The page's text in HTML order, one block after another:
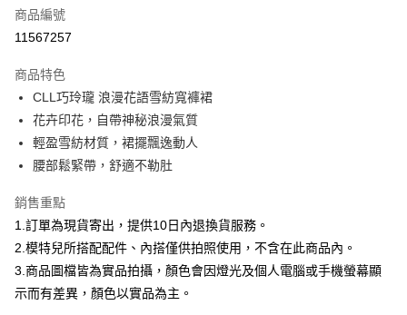
信用卡分期付款
合作金庫商業銀行
華南商業銀行
上海商業儲蓄銀行
國泰世華商業銀行
臺灣中小企業銀行
聯邦商業銀行
元大商業銀行
永豐商業銀行
台新國際商業銀行
中國信託商業銀行
台灣樂天信用卡公司
超商取貨付款
LINE Pay
Apple Pay
悠遊付
Google Pay
大哥付你分期
商品編號
11567257
商品特色
CLL巧玲瓏 浪漫花語雪紡寬褲裙
花卉印花，自帶神秘浪漫氣質
輕盈雪紡材質，裙擺飄逸動人
腰部鬆緊帶，舒適不勒肚
銷售重點
1.訂單為現貨寄出，提供10日內退換貨服務。
2.模特兒所搭配配件、內搭僅供拍照使用，不含在此商品內。
3.商品圖檔皆為實品拍攝，顏色會因燈光及個人電腦或手機螢幕顯
示而有差異，顏色以實品為主。